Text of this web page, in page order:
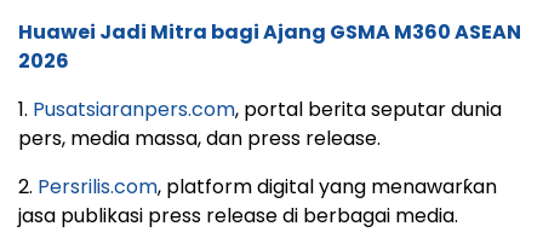
Huawei Jadi Mitra bagi Ajang GSMA M360 ASEAN
2026
1. Pusatsiaranpers.com, portal berita seputar dunia
pers, media massa, dan press release.
2. Persrilis.com, platform digital yang menawarƙan
jasa publikasi press release di berbagai media.